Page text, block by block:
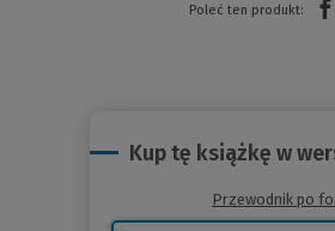
Poleć ten produkt:
Kup tę książkę w
Przewodnik po